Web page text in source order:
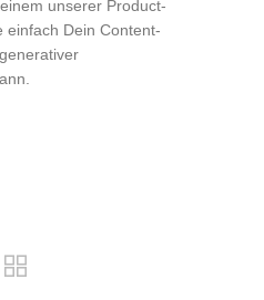
unserer Product-
einfach DeinContent-